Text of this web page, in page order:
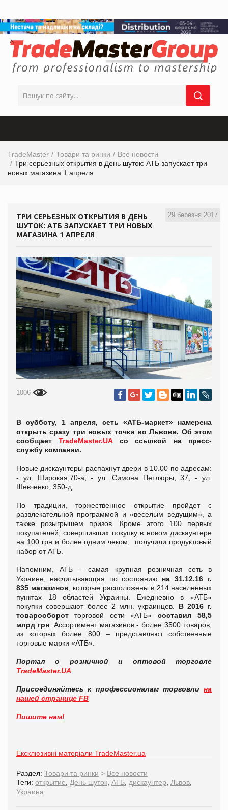
TradeMaster Товари та ринки
Все новости
Три серьезных открытия в День шуток: АТБ запускает три
новых магазина 1 апреля
29 березня 2017
ТРИ СЕРЬЕЗНЫХ ОТКРЫТИЯ В ДЕНЬ
ШУТОК: АТБ ЗАПУСКАЕТ ТРИ НОВЫХ
МАГАЗИНА 1 АПРЕЛЯ
1006
В субботу, 1 апреля, сеть «АТБ-маркет» намерена
открыть сразу три новых точки во Львове. Об этом
сообщаетTradeMaster.UAсо ссылкой на пресс-
службу компании.
Новые дискаунтеры распахнут двери в 10.00 по адресам:
- ул. Широкая,70-а; - ул. Симона Петлюры, 37; - ул.
Шевченко, 350-д.
По традиции, торжественное открытие пройдет с
развлекательной программой и «веселым ведущим», а
также розыгрышем призов. Кроме этого 100 первых
покупателей, совершивших покупку в новом дискаунтере
на 100 грн и более одним чеком, получили продуктовый
набор от АТБ.
Напомним, АТБ – самая крупная розничная сеть в
Украине, насчитывающая по состоянию на 31.12.16 г.
835 магазинов , которые расположены в 214 населенных
пунктах 18 областей Украины. Ежедневно в «АТБ»
покупки совершают более 2 млн. украинцев. В 2016 г.
товарооборот торговой сети «АТБ» составил 58,5
млрд грн. Ассортимент магазинов - более 3500 товаров,
из которых более 800 – представляют собственные
торговые марки «АТБ».
Портал о розничной и оптовой торговле
TradeMaster.UA
Присоединяйтесь к профессионалам торговли на
нашей странице FB
Пишите нам!
Ексклюзивні матеріали TradeMaster.ua
Раздел: Товари та ринки > Все новости
Теги: открытие День шуток АТБ дискаунтер Львов
Украина